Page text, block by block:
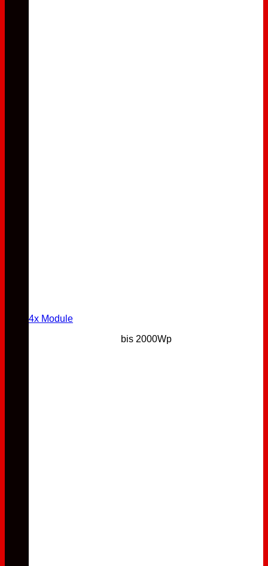
4x Module
bis 2000Wp